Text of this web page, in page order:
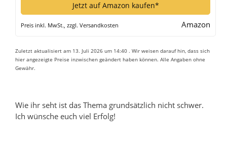
Jetzt auf Amazon kaufen*
Preis inkl. MwSt., zzgl. Versandkosten Amazon
Zuletzt aktualisiert am 13. Juli 2026 um 14:40 . Wir weisen darauf hin, dass sich
hier angezeigte Preise inzwischen geändert haben können. Alle Angaben ohne
Gewähr.
Wie ihr seht ist das Thema grundsätzlich nicht schwer.
Ich wünsche euch viel Erfolg!